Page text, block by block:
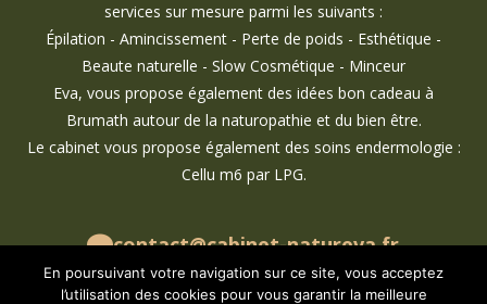
services sur mesure parmi les suivants :
Épilation - Amincissement - Perte de poids - Esthétique -
Beaute naturelle - Slow Cosmétique - Minceur
Eva, vous propose également des idées bon cadeau à
Brumath autour de la naturopathie et du bien être.
Le cabinet vous propose également des soins endermologie :
Cellu m6 par LPG.
contact@cabinet-natureva.fr
07 69 29 99 59
cabinet.natureva
En poursuivant votre navigation sur ce site, vous acceptez
l’utilisation des cookies pour vous garantir la meilleure